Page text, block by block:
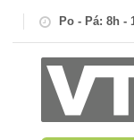
Po - Pá: 8h -